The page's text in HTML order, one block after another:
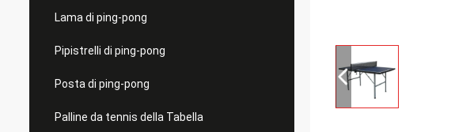
Lama di ping-pong
Pipistrelli di ping-pong
Posta di ping-pong
Palline da tennis della Tabella